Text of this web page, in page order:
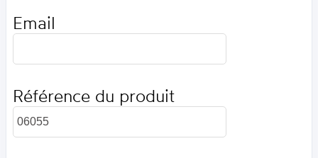
Email
Référence du produit